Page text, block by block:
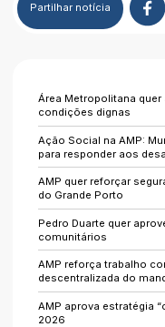
Partilhar notícia
Área Metropolitana
condições dignas
Ação Social na AMP:
para responder aos
AMP quer reforçar
do Grande Porto
Pedro Duarte quer
comunitários
AMP reforça trabalho
descentralizada do
AMP aprova estratégia
2026